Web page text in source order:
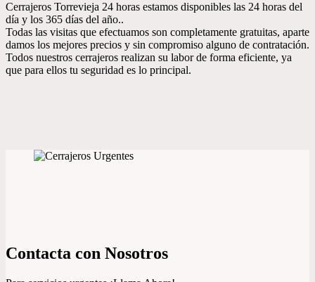
Cerrajeros Torrevieja 24 horas estamos disponibles las 24 horas del
día y los 365 días del año..
Todas las visitas que efectuamos son completamente gratuitas, aparte
damos los mejores precios y sin compromiso alguno de contratación.
Todos nuestros cerrajeros realizan su labor de forma eficiente, ya
que para ellos tu seguridad es lo principal.
Contacta con Nosotros